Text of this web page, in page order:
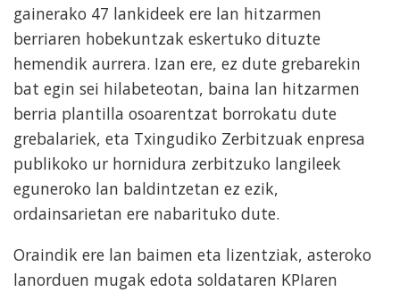
gainerako 47 lankideek ere lan hitzarmen
berriaren hobekuntzak eskertuko dituzte
hemendik aurrera. Izan ere, ez dute grebarekin
bat egin sei hilabeteotan, baina lan hitzarmen
berria plantilla osoarentzat borrokatu dute
grebalariek, eta Txingudiko Zerbitzuak enpresa
publikoko ur hornidura zerbitzuko langileek
eguneroko lan baldintzetan ez ezik,
ordainsarietan ere nabarituko dute.
Oraindik ere lan baimen eta lizentziak, asteroko
lanorduen mugak edota soldataren KPIaren